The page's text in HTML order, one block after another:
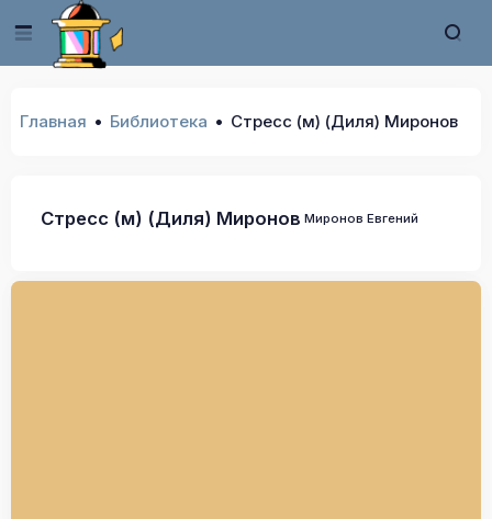
Главная Библиотека Стресс (м) (Диля) Миронов
Стресс (м) (Диля) Миронов Миронов Евгений